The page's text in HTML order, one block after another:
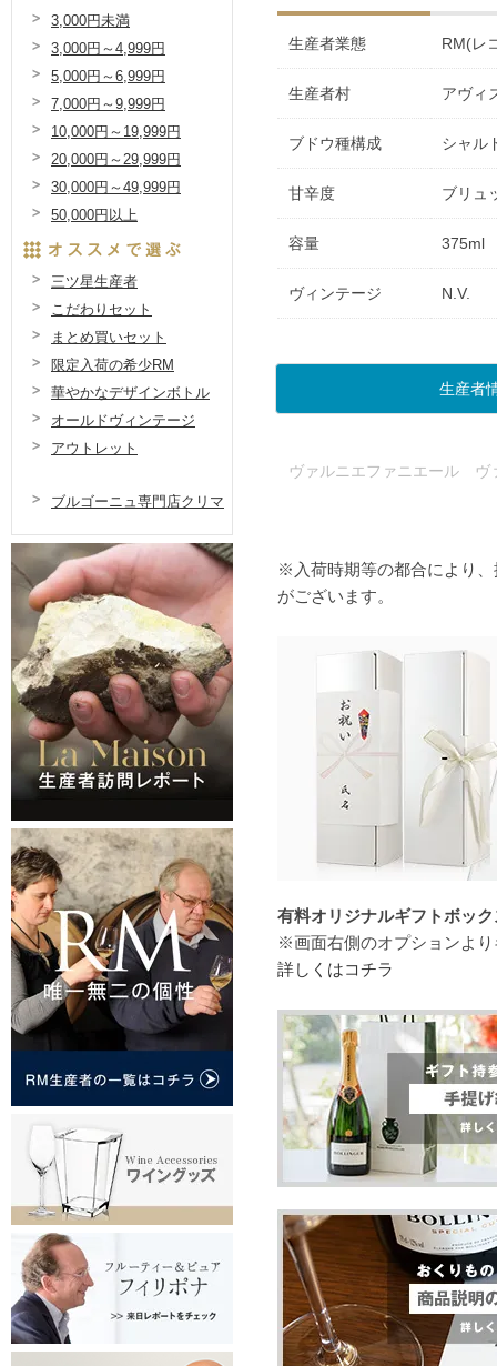
生産者業態 RM(レ
生産者村 アヴィ
ブドウ種構成 シャル
甘辛度 ブリュ
容量 375ml
ヴィンテージ N.V.
生産者
ヴァルニエファニエール ヴ
※入荷時期等の都合により
がございます。
有料オリジナルギフトボッ
※画面右側のオプションよ
詳しくはコチラ
3,000円未満
3,000円～4,999円
5,000円～6,999円
7,000円～9,999円
10,000円～19,999円
20,000円～29,999円
30,000円～49,999円
50,000円以上
三ツ星生産者
こだわりセット
まとめ買いセット
限定入荷の希少RM
華やかなデザインボトル
オールドヴィンテージ
アウトレット
ブルゴーニュ専門店クリマ